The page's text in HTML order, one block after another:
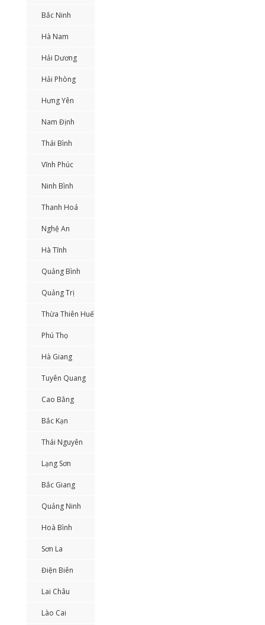
Bắc Ninh
Hà Nam
Hải Dương
Hải Phòng
Hưng Yên
Nam Định
Thái Bình
Vĩnh Phúc
Ninh Bình
Thanh Hoá
Nghệ An
Hà Tĩnh
Quảng Bình
Quảng Trị
Thừa Thiên Huế
Phú Thọ
Hà Giang
Tuyên Quang
Cao Bằng
Bắc Kạn
Thái Nguyên
Lạng Sơn
Bắc Giang
Quảng Ninh
Hoà Bình
Sơn La
Điện Biên
Lai Châu
Lào Cai